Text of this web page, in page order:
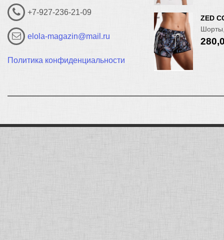
+7-927-236-21-09
elola-magazin@mail.ru
Политика конфиденциальности
ZED